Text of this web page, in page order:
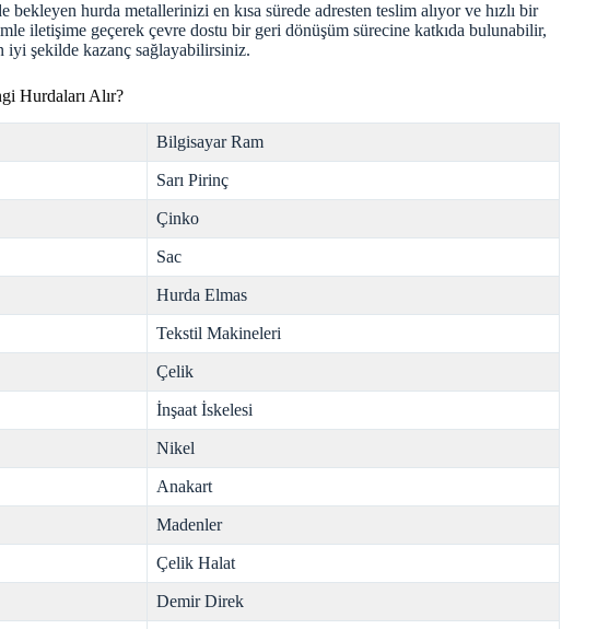
hurda metallerinizi en kısa sürede adresten teslim alıyor ve hızlı bir
iletişime geçerek çevre dostu bir geri dönüşüm sürecine katkıda bulunabilir,
iyi şekilde kazanç sağlayabilirsiniz.
Hurdaları Alır?
Bilgisayar Ram
Sarı Pirinç
Çinko
Sac
Hurda Elmas
Tekstil Makineleri
Çelik
İnşaat İskelesi
Nikel
Anakart
Madenler
Çelik Halat
Demir Direk